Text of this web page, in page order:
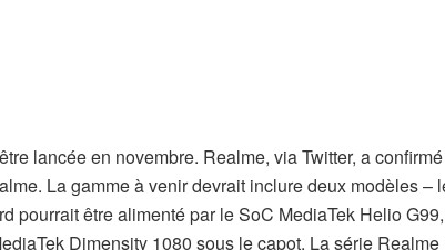
lancée en novembre. Realme, via Twitter, a
La gamme à venir devrait inclure deux modèles
pourrait être alimenté par le SoC MediaTek Helio
Dimensity 1080 sous le capot. La série